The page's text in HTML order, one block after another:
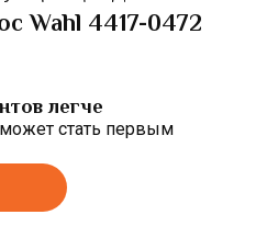
Wahl 4417-0472
легче
стать первым